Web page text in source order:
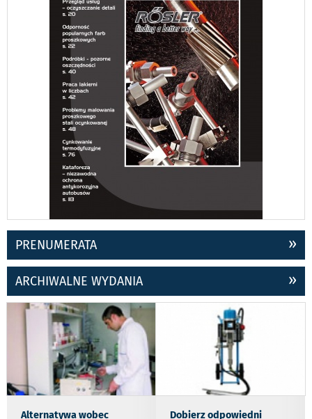
PRENUMERATA
ARCHIWALNE WYDANIA
Alternatywa wobec
Dobierz odpowiedni